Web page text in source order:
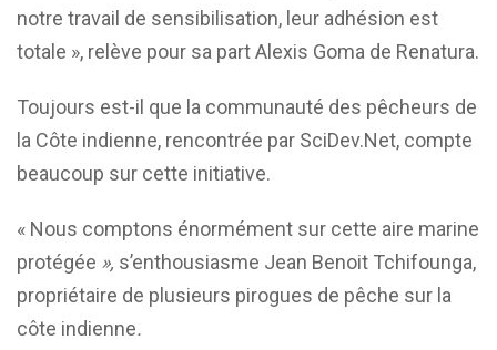
notre travail de sensibilisation, leur adhésion est
totale », relève pour sa part Alexis Goma de Renatura.
Toujours est-il que la communauté des pêcheurs de
la Côte indienne, rencontrée par SciDev.Net, compte
beaucoup sur cette initiative.
« Nous comptons énormément sur cette aire marine
protégée », s’enthousiasme Jean Benoit Tchifounga,
propriétaire de plusieurs pirogues de pêche sur la
côte indienne.